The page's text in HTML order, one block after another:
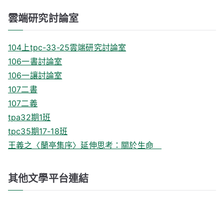
雲端研究討論室
104上tpc-33-25雲端研究討論室
106一書討論室
106一讓討論室
107二書
107二義
tpa32期1班
tpc35期17-18班
王義之〈蘭亭集序〉延伸思考：關於生命
其他文學平台連結